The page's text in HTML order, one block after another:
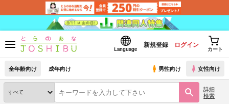
Language
新規登録 ログイン
カート
全年齢向け 成年向け 男性向け 女性向け
詳細
検索